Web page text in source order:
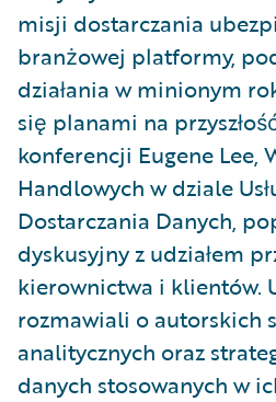
misji dostarczania
branżowej platformy,
działania w minionym
się planami na
konferencji Eugene Lee,
Handlowych w dziale
Dostarczania Danych,
dyskusyjny z udziałem
kierownictwa i klientów.
rozmawiali o autorskich
analitycznych oraz
danych stosowanych w